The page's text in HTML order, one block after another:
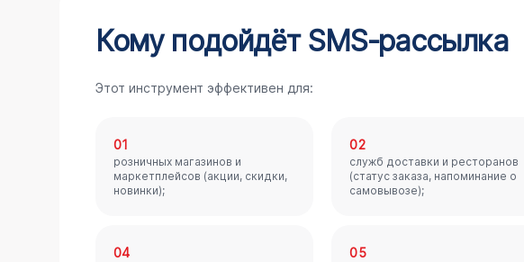
Кому подойдёт SMS‑рассылка
Этот инструмент эффективен для:
01
розничных магазинов и
маркетплейсов (акции, скидки,
новинки);
02
служб доставки и ресторанов
(статус заказа, напоминание о
самовывозе);
04 05